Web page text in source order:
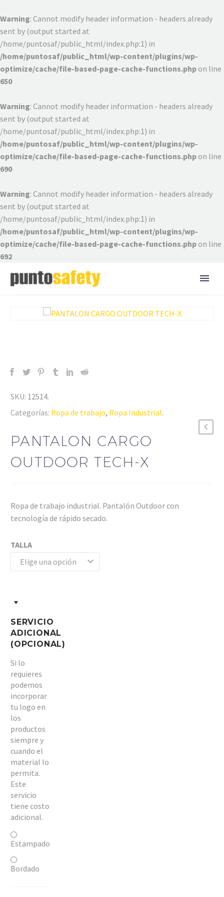
Warning: Cannot modify header information - headers already
sent by (output started at
/home/puntosaf/public_html/index.php:1) in
/home/puntosaf/public_html/wp-content/plugins/wp-
optimize/cache/file-based-page-cache-functions.php on line
650
Warning: Cannot modify header information - headers already
sent by (output started at
/home/puntosaf/public_html/index.php:1) in
/home/puntosaf/public_html/wp-content/plugins/wp-
optimize/cache/file-based-page-cache-functions.php on line
690
Warning: Cannot modify header information - headers already
sent by (output started at
/home/puntosaf/public_html/index.php:1) in
/home/puntosaf/public_html/wp-content/plugins/wp-
optimize/cache/file-based-page-cache-functions.php on line
692
SKU: 12514.
Categorías: Ropa de trabajo, Ropa Industrial.
PANTALON CARGO
OUTDOOR TECH-X
Ropa de trabajo industrial. Pantalón Outdoor con
tecnología de rápido secado.
TALLA
Elige una opción
SERVICIO
ADICIONAL
(OPCIONAL)
Si lo
requieres
podemos
incorporar
tu logo en
los
productos
siempre y
cuando el
material lo
permita.
Este
servicio
tiene costo
adicional.
Estampado
Bordado